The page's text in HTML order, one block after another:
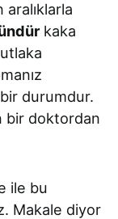
kaka
durumdur.
bir doktordan
ile bu
Makale diyor